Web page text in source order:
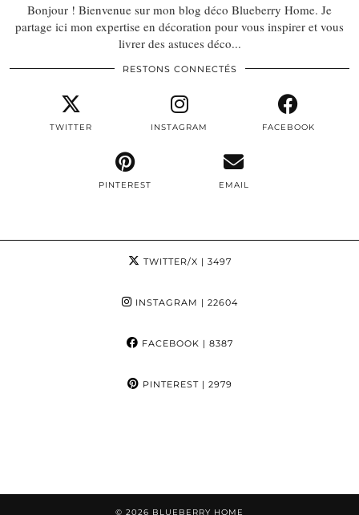
Bonjour ! Bienvenue sur mon blog déco Blueberry Home. Je
partage ici mon expertise en décoration pour vous inspirer et vous
livrer des astuces déco...
RESTONS CONNECTÉS
TWITTER INSTAGRAM FACEBOOK
PINTEREST EMAIL
TWITTER/X | 3497
INSTAGRAM | 22604
FACEBOOK | 8387
PINTEREST| 2979
© 2026 BLUEBERRY HOME